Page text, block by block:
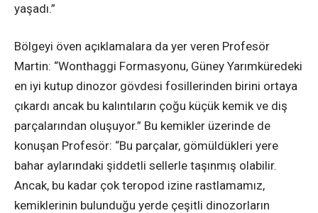
yaşadı.”
Bölgeyi öven açıklamalara da yer veren Profesör
Martin: “Wonthaggi Formasyonu, Güney Yarımküredeki
en iyi kutup dinozor gövdesi fosillerinden birini ortaya
çıkardı ancak bu kalıntıların çoğu küçük kemik ve diş
parçalarından oluşuyor.” Bu kemikler üzerinde de
konuşan Profesör: “Bu parçalar, gömüldükleri yere
bahar aylarındaki şiddetli sellerle taşınmış olabilir.
Ancak, bu kadar çok teropod izine rastlamamız,
kemiklerinin bulunduğu yerde çeşitli dinozorların